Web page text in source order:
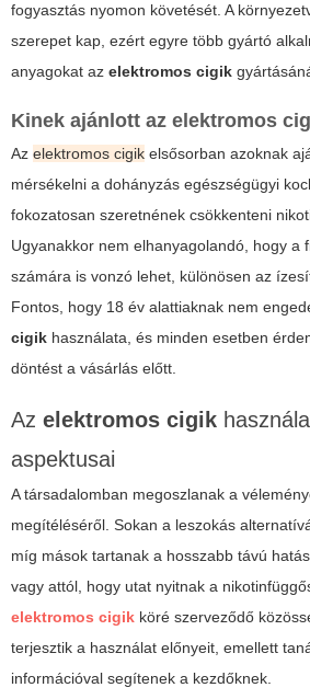
fogyasztás nyomon követését. A
szerepet kap, ezért egyre több gyártó
anyagokat az elektromos cigik
Kinek ajánlott az elektromos
Az elektromos cigik elsősorban azoknak
mérsékelni a dohányzás egészségügyi
fokozatosan szeretnének csökkenteni
Ugyanakkor nem elhanyagolandó, hogy a
számára is vonzó lehet, különösen az
Fontos, hogy 18 év alattiaknak nem
cigik használata, és minden esetben
döntést a vásárlás előtt.
Az elektromos cigik
aspektusai
A társadalomban megoszlanak a
megítéléséről. Sokan a leszokás
míg mások tartanak a hosszabb távú
vagy attól, hogy utat nyitnak a
elektromos cigik köré szerveződő
terjesztik a használat előnyeit, emellett
információval segítenek a kezdőknek.